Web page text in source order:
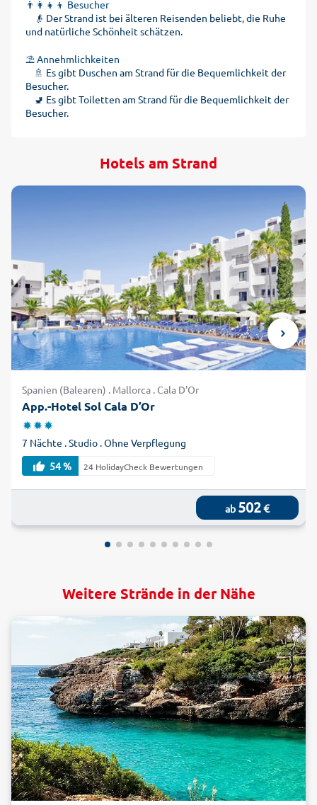
👨‍👩‍👧‍👦 Besucher
👴 Der Strand ist bei älteren Reisenden beliebt, die Ruhe
und natürliche Schönheit schätzen.
⛱️ Annehmlichkeiten
🚿 Es gibt Duschen am Strand für die Bequemlichkeit der
Besucher.
🚽 Es gibt Toiletten am Strand für die Bequemlichkeit der
Besucher.
Hotels am Strand
Spanien (Balearen) . Mallorca . Cala D'Or
App.-Hotel Sol Cala D’Or
7 Nächte . Studio . Ohne Verpflegung
54 %
24 HolidayCheck Bewertungen
ab 502€
Weitere Strände in der Nähe